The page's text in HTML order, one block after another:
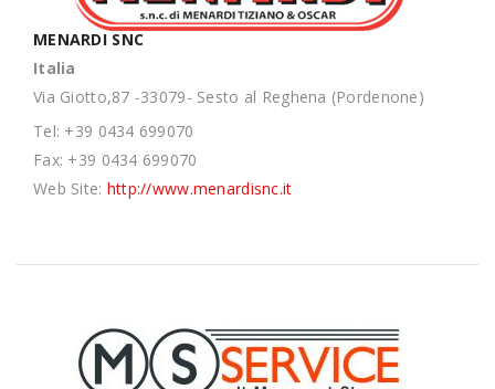
MENARDI SNC
Italia
Via Giotto,87 -33079- Sesto al Reghena (Pordenone)
Tel: +39 0434 699070
Fax: +39 0434 699070
Web Site: http://www.menardisnc.it